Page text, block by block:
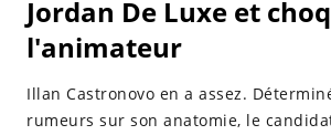
Jordan De Luxe et
l'animateur
Illan Castronovo en a assez.
rumeurs sur son anatomie, le